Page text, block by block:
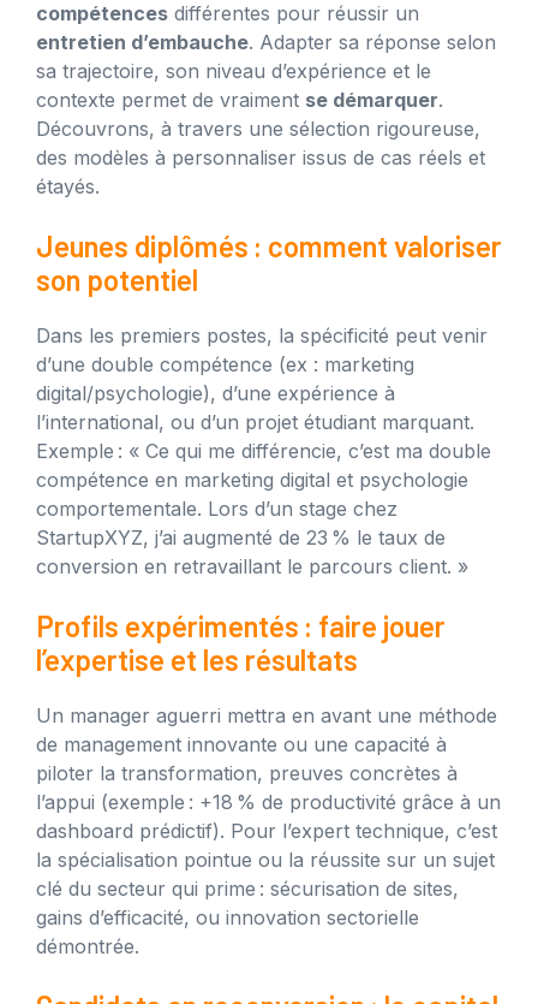
compétences différentes pour réussir un
entretien d’embauche. Adapter sa réponse selon
sa trajectoire, son niveau d’expérience et le
contexte permet de vraiment se démarquer.
Découvrons, à travers une sélection rigoureuse,
des modèles à personnaliser issus de cas réels et
étayés.
Jeunes diplômés : comment valoriser
son potentiel
Dans les premiers postes, la spécificité peut venir
d’une double compétence (ex : marketing
digital/psychologie), d’une expérience à
l’international, ou d’un projet étudiant marquant.
Exemple : « Ce qui me différencie, c’est ma double
compétence en marketing digital et psychologie
comportementale. Lors d’un stage chez
StartupXYZ, j’ai augmenté de 23 % le taux de
conversion en retravaillant le parcours client. »
Profils expérimentés : faire jouer
l’expertise et les résultats
Un manager aguerri mettra en avant une méthode
de management innovante ou une capacité à
piloter la transformation, preuves concrètes à
l’appui (exemple : +18 % de productivité grâce à un
dashboard prédictif). Pour l’expert technique, c’est
la spécialisation pointue ou la réussite sur un sujet
clé du secteur qui prime : sécurisation de sites,
gains d’efficacité, ou innovation sectorielle
démontrée.